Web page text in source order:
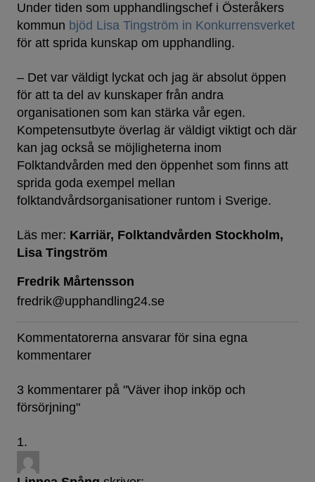
Under tiden som upphandlingschef i Österåkers
kommun bjöd Lisa Tingström in Konkurrensverket
för att sprida kunskap om upphandling.
– Det var väldigt lyckat och jag är absolut öppen
för att ta del av kunskaper från andra
organisationen som kan stärka vår egen.
Kompetensutbyte överlag är väldigt viktigt och där
kan jag också se möjligheterna inom
Folktandvården med den öppenhet som finns att
sprida goda exempel mellan
folktandvårdsorganisationer runtom i Sverige.
Läs mer: Karriär Folktandvården Stockholm
Lisa Tingström
Fredrik Mårtensson
fredrik@upphandling24.se
Kommentatorerna ansvarar för sina egna
kommentarer
3 kommentarer på "Väver ihop inköp och
försörjning"